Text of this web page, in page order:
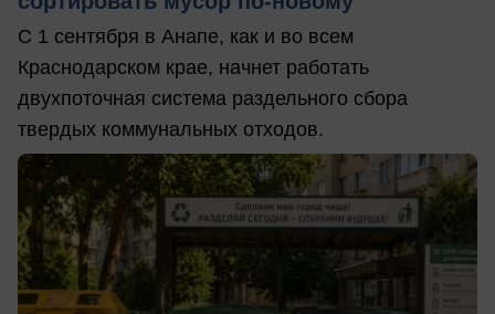
С 1 сентября в Анапе, как и во всем
Краснодарском крае, начнет работать
двухпоточная система раздельного сбора
твердых коммунальных отходов.